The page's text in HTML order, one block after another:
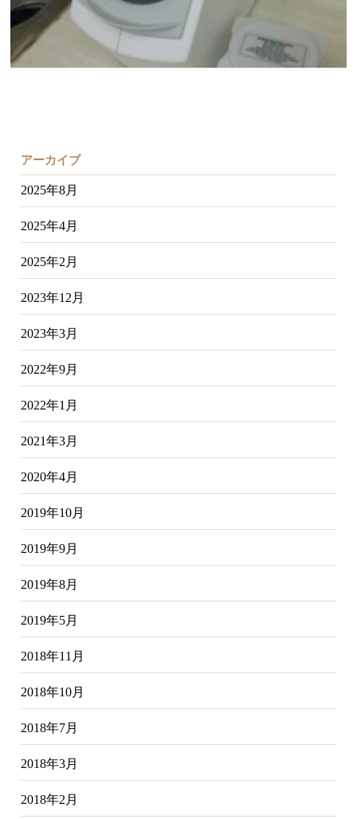
アーカイブ
2025年8月
2025年4月
2025年2月
2023年12月
2023年3月
2022年9月
2022年1月
2021年3月
2020年4月
2019年10月
2019年9月
2019年8月
2019年5月
2018年11月
2018年10月
2018年7月
2018年3月
2018年2月